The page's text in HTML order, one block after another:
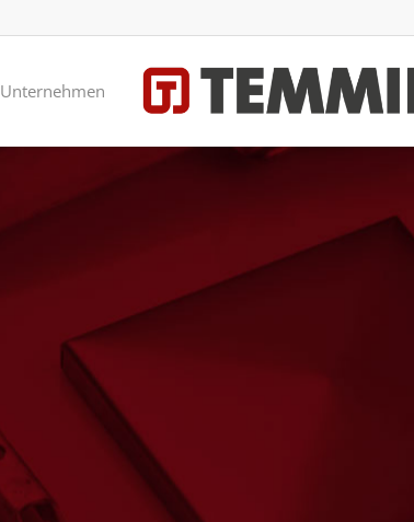
Unternehmen